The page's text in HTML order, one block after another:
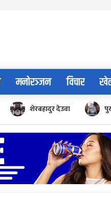
मनोरञ्जन विचार
शेरबहादुर देउवा